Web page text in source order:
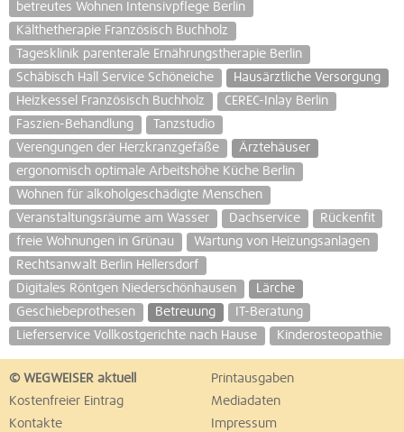
betreutes Wohnen Intensivpflege Berlin
Kälthetherapie Französisch Buchholz
Tagesklinik parenterale Ernährungstherapie Berlin
Schäbisch Hall Service Schöneiche
Hausärztliche Versorgung
Heizkessel Französisch Buchholz
CEREC-Inlay Berlin
Faszien-Behandlung
Tanzstudio
Verengungen der Herzkranzgefäße
Ärztehäuser
ergonomisch optimale Arbeitshöhe Küche Berlin
Wohnen für alkoholgeschädigte Menschen
Veranstaltungsräume am Wasser
Dachservice
Rückenfit
freie Wohnungen in Grünau
Wartung von Heizungsanlagen
Rechtsanwalt Berlin Hellersdorf
Digitales Röntgen Niederschönhausen
Lärche
Geschiebeprothesen
Betreuung
IT-Beratung
Lieferservice Vollkostgerichte nach Hause
Kinderosteopathie
© WEGWEISER aktuell
Printausgaben
Kostenfreier Eintrag
Mediadaten
Kontakte
Impressum